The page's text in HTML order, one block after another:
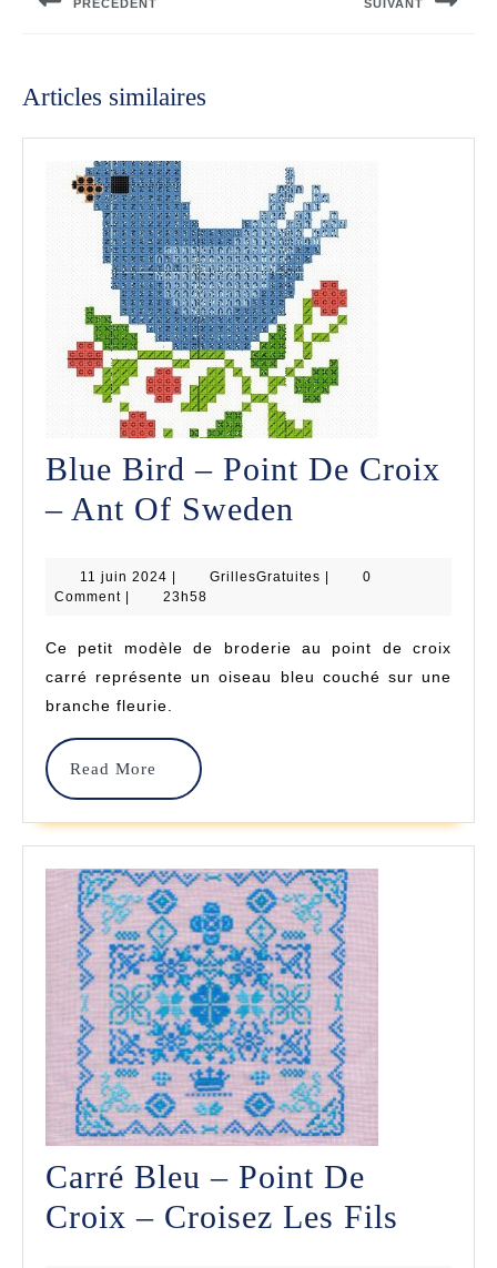
l’articlePRÉCÉDENT SUIVANT
Articles similaires
Blue Bird – Point De Croix
– Ant Of Sweden
–
De
Of
Sweden
11 juin 2024 11
juin
| GrillesGratuites GrillesGratuites
|
0
Comment | 23h58
Ce petit modèle de broderie au point de croix
carré représente un oiseau bleu couché sur une
branche fleurie.
Read More
Read
More
Carré Bleu – Point De
Croix – Croisez Les Fils